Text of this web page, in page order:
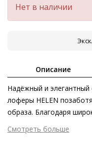
Нет в наличии
Описание
Надёжный и элегантный
лоферы HELEN
образа. Благодаря
комфортна. Кожа,
переливами
Смотреть больше